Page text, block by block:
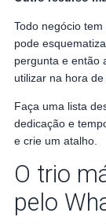
Todo negócio
pode
pergunta e então
utilizar na hora
Faça uma lista
dedicação e
e crie um atalho.
O trio
pelo